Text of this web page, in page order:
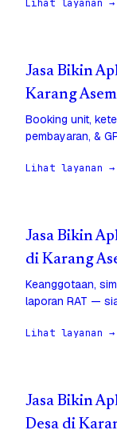
Lihat layanan →
Jasa Bikin
Karang Asem
Booking unit,
pembayaran, &
Lihat layanan →
Jasa Bikin
di Karang
Keanggotaan,
laporan RAT —
Lihat layanan →
Jasa Bikin
Desa di